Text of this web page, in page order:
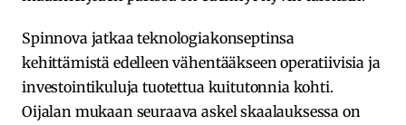
Spinnova jatkaa teknologiakonseptinsa
kehittämistä edelleen vähentääkseen operatiivisia ja
investointikuluja tuotettua kuitutonnia kohti.
Oijalan mukaan seuraava askel skaalauksessa on